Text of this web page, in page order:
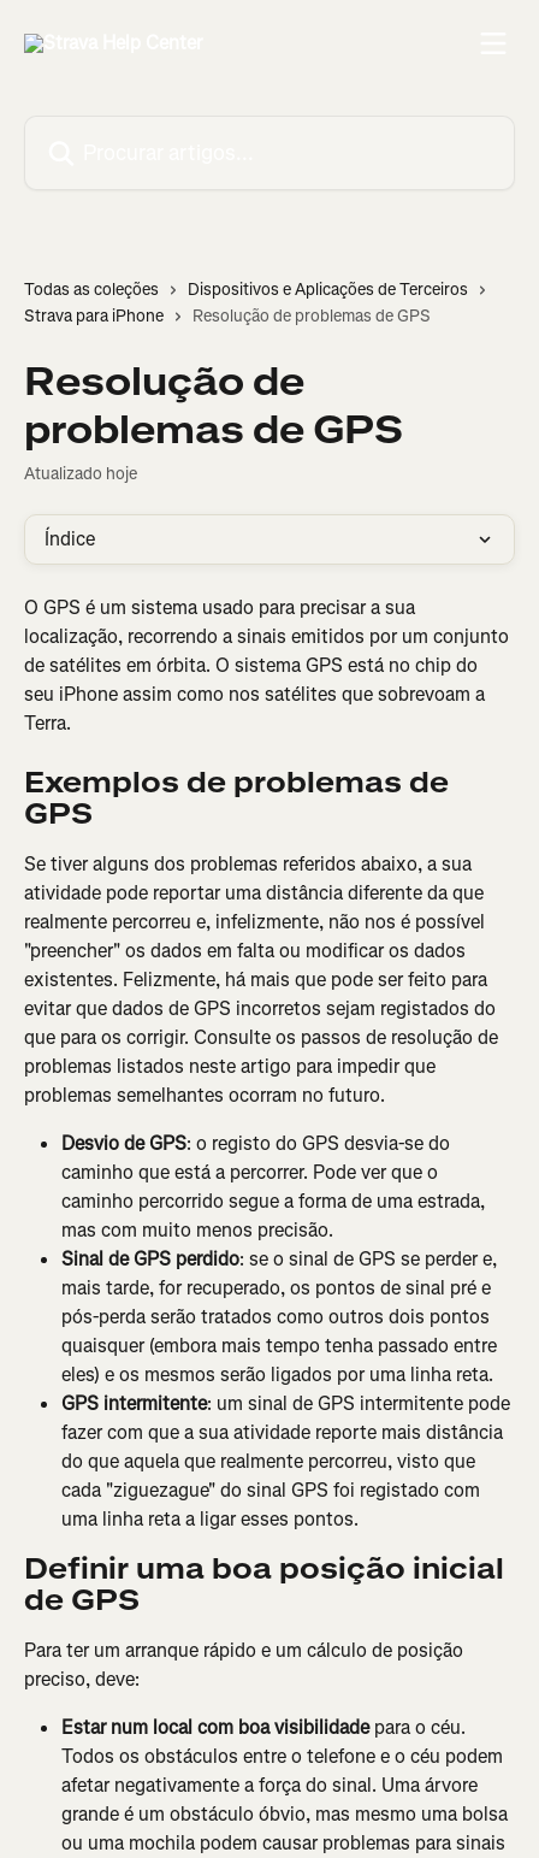
Todas as coleções
Dispositivos e Aplicações de Terceiros
Strava para iPhone
Resolução de problemas de GPS
Resolução de
problemas de GPS
Atualizado hoje
Índice
O GPS é um sistema usado para precisar a sua
localização, recorrendo a sinais emitidos por um conjunto
de satélites em órbita. O sistema GPS está no chip do
seu iPhone assim como nos satélites que sobrevoam a
Terra.
Exemplos de problemas de
GPS
Se tiver alguns dos problemas referidos abaixo, a sua
atividade pode reportar uma distância diferente da que
realmente percorreu e, infelizmente, não nos é possível
"preencher" os dados em falta ou modificar os dados
existentes. Felizmente, há mais que pode ser feito para
evitar que dados de GPS incorretos sejam registados do
que para os corrigir. Consulte os passos de resolução de
problemas listados neste artigo para impedir que
problemas semelhantes ocorram no futuro.
Desvio de GPS: o registo do GPS desvia-se do
caminho que está a percorrer. Pode ver que o
caminho percorrido segue a forma de uma estrada,
mas com muito menos precisão.
Sinal de GPS perdido: se o sinal de GPS se perder e,
mais tarde, for recuperado, os pontos de sinal pré e
pós-perda serão tratados como outros dois pontos
quaisquer (embora mais tempo tenha passado entre
eles) e os mesmos serão ligados por uma linha reta.
GPS intermitente: um sinal de GPS intermitente pode
fazer com que a sua atividade reporte mais distância
do que aquela que realmente percorreu, visto que
cada "ziguezague" do sinal GPS foi registado com
uma linha reta a ligar esses pontos.
Definir uma boa posição inicial
de GPS
Para ter um arranque rápido e um cálculo de posição
preciso, deve:
Estar num local com boa visibilidade para o céu.
Todos os obstáculos entre o telefone e o céu podem
afetar negativamente a força do sinal. Uma árvore
grande é um obstáculo óbvio, mas mesmo uma bolsa
ou uma mochila podem causar problemas para sinais